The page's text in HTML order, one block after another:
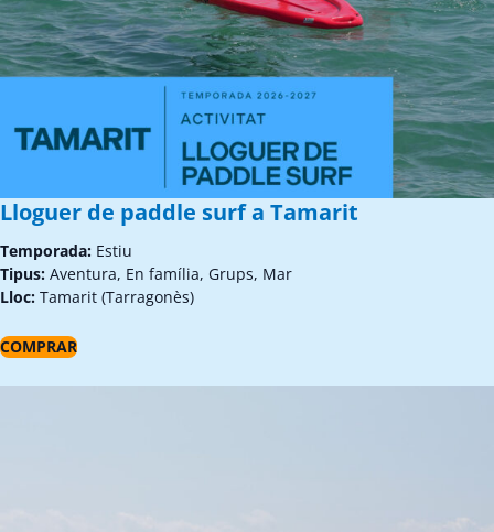
Lloguer de paddle surf a Tamarit
Temporada: Estiu
Tipus: Aventura, En família, Grups, Mar
Lloc: Tamarit (Tarragonès)
COMPRAR